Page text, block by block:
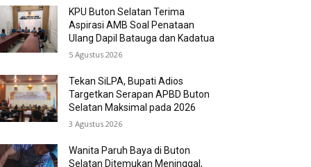
KPU Buton Selatan Terima
Aspirasi AMB Soal Penataan
Ulang Dapil Batauga dan Kadatua
5 Agustus 2026
Tekan SiLPA, Bupati Adios
Targetkan Serapan APBD Buton
Selatan Maksimal pada 2026
3 Agustus 2026
Wanita Paruh Baya di Buton
Selatan Ditemukan Meninggal,